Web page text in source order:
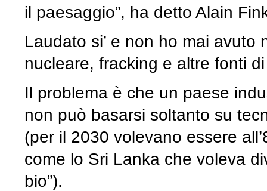
il paesaggio”, ha detto Alain
Laudato si’ e non ho mai
nucleare, fracking e altre fonti
Il problema è che un paese
non può basarsi soltanto su
(per il 2030 volevano essere
come lo Sri Lanka che voleva
bio”).